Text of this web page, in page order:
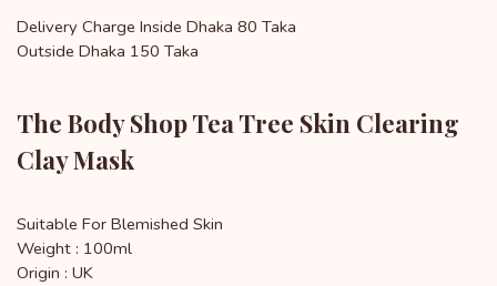
Delivery Charge Inside Dhaka 80 Taka
Outside Dhaka 150 Taka
The Body Shop Tea Tree Skin Clearing
Clay Mask
Suitable For Blemished Skin
Weight : 100ml
Origin : UK